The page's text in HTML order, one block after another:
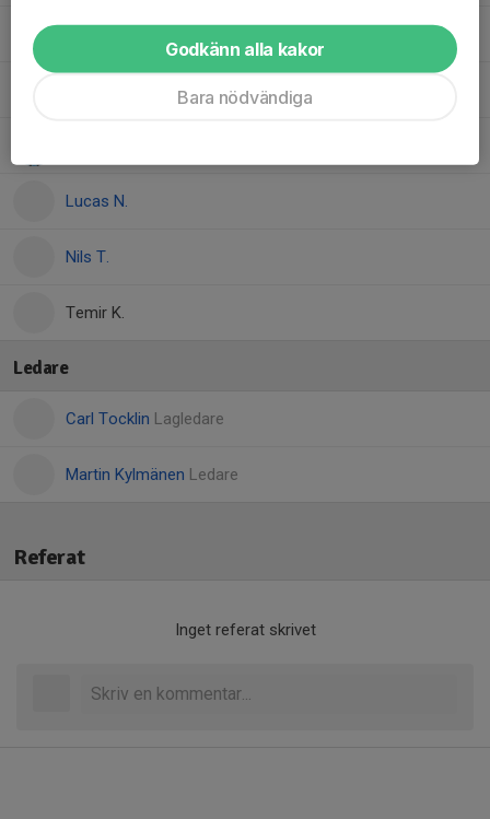
Lucas N.
Nils T.
Temir K.
Ledare
Carl Tocklin Lagledare
Martin Kylmänen Ledare
Referat
Inget referat skrivet
Godkänn alla kakor
Bara nödvändiga